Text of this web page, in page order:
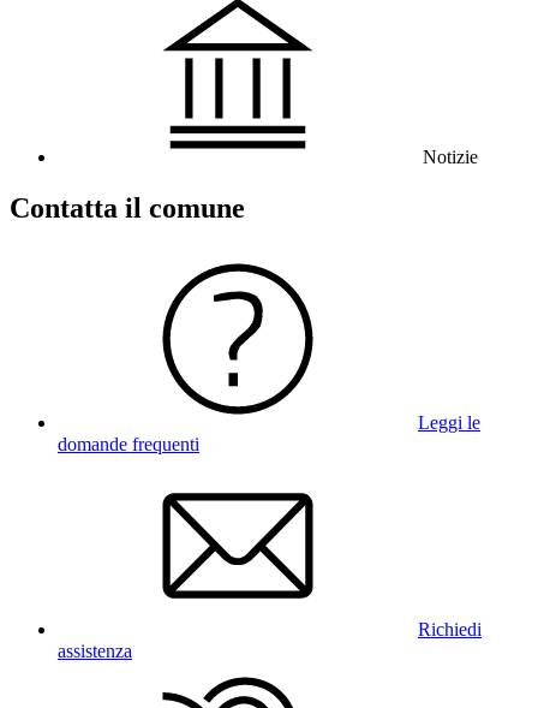
Notizie
Contatta il comune
Leggi le
domande frequenti
Richiedi
assistenza